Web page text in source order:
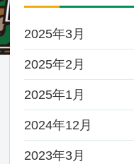
2025年3月
2025年2月
2025年1月
2024年12月
2023年3月